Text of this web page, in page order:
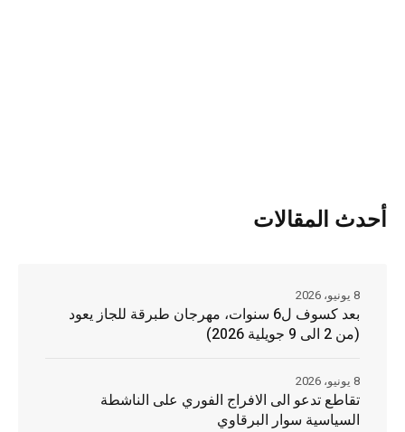
أحدث المقالات
بعد كسوف ل6 سنوات، مهرجان طبرقة للجاز يعود
(من 2 الى 9 جويلية 2026)
8 يونيو، 2026
تقاطع تدعو الى الافراج الفوري على الناشطة
السياسية سوار البرقاوي
8 يونيو، 2026